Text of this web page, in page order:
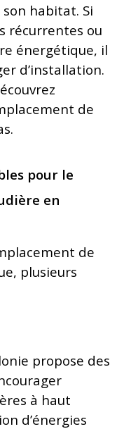
habitat. Si
récurrentes ou
énergétique, il
d’installation.
de
pour le
en
de
plusieurs
propose des
à haut
d’énergies